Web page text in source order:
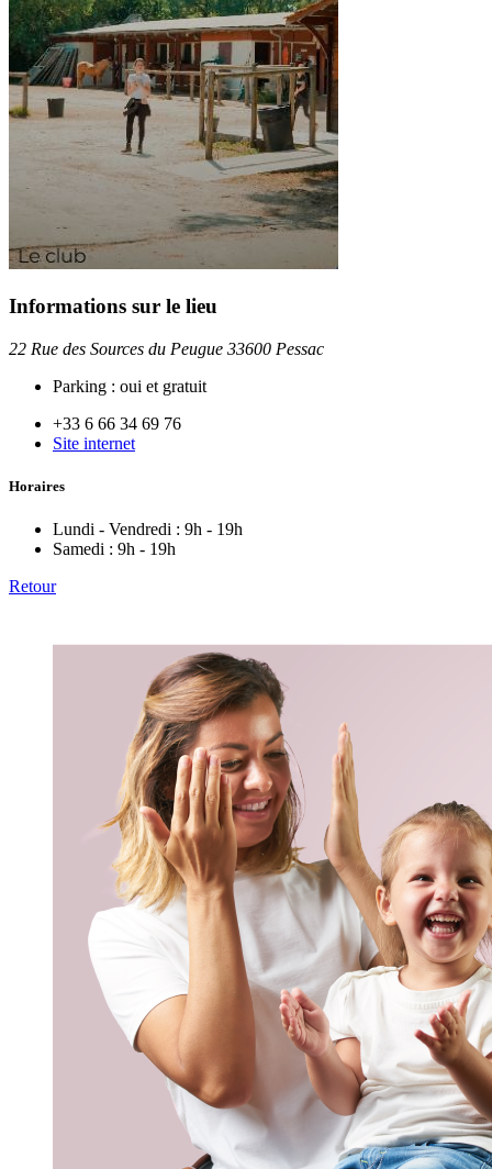
Informations sur le lieu
22 Rue des Sources du Peugue 33600 Pessac
Parking : oui et gratuit
+33 6 66 34 69 76
Site internet
Horaires
Lundi - Vendredi : 9h - 19h
Samedi : 9h - 19h
Retour